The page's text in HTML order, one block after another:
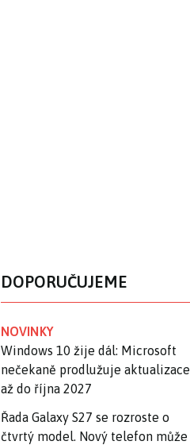
DOPORUČUJEME
NOVINKY
Windows 10 žije dál: Microsoft
nečekaně prodlužuje aktualizace
až do října 2027
Řada Galaxy S27 se rozroste o
čtvrtý model. Nový telefon může